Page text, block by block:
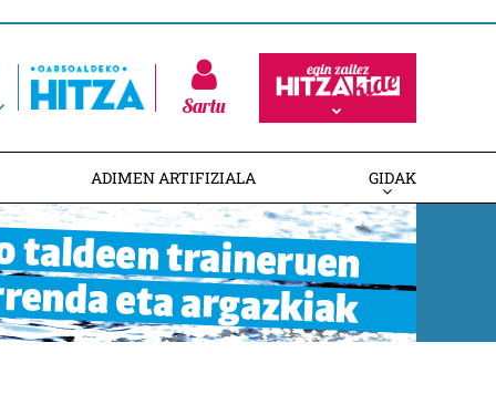
Sartu
ADIMEN ARTIFIZIALA GIDAK